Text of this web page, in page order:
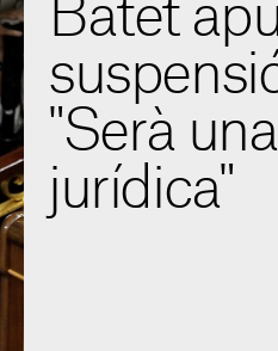
Batet
"Serà
jurídica"